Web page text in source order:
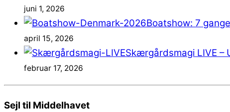
juni 1, 2026
Boatshow: 7
april 15, 2026
Skærgårdsmagi LIVE –
februar 17, 2026
Sejl til Middelhavet